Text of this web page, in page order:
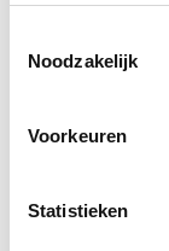
Noodzakelijk
Voorkeuren
Statistieken